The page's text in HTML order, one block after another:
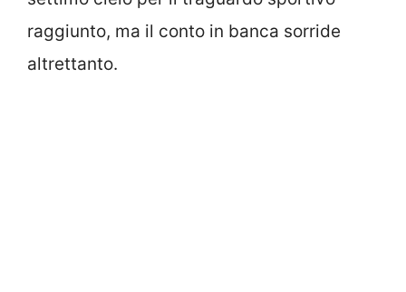
raggiunto, ma il conto in banca sorride
altrettanto.